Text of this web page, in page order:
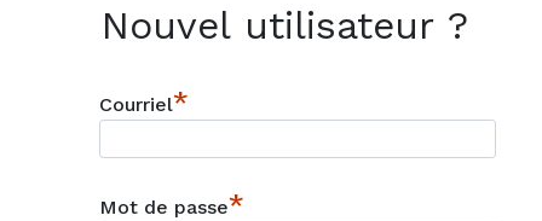
Nouvel utilisateur ?
Courriel*
Mot de passe*